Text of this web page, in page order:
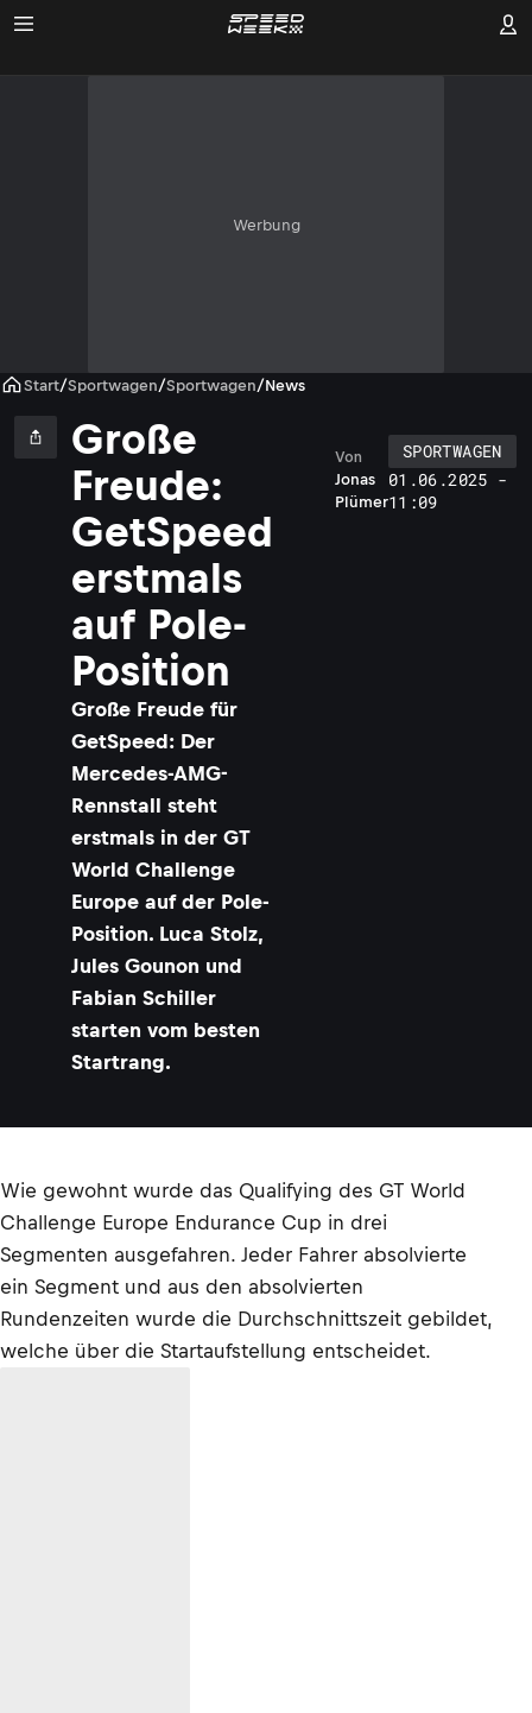
Werbung
Start/Sportwagen/Sportwagen/News
Große
Freude:
GetSpeed
erstmals
auf Pole-
Position
Große Freude für
GetSpeed: Der
Mercedes-AMG-
Rennstall steht
erstmals in der GT
World Challenge
Europe auf der Pole-
Position. Luca Stolz,
Jules Gounon und
Fabian Schiller
starten vom besten
Startrang.
Jonas
Plümer
Von
SPORTWAGEN
01.06.2025 -
11:09
Wie gewohnt wurde das Qualifying des GT World
Challenge Europe Endurance Cup in drei
Segmenten ausgefahren. Jeder Fahrer absolvierte
ein Segment und aus den absolvierten
Rundenzeiten wurde die Durchschnittszeit gebildet,
welche über die Startaufstellung entscheidet.